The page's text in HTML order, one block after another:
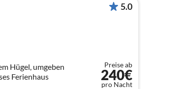
Hügel, umgeben
Ferienhaus
5.0
Preise ab
240€
pro Nacht